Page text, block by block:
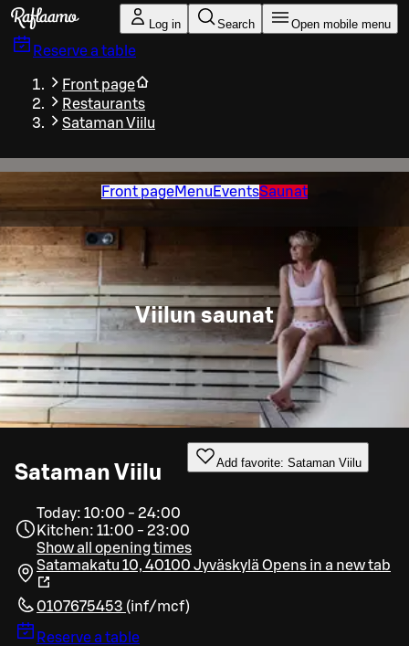
Skip to main content
Log in Search Open mobile menu
Reserve a table
Front page
Restaurants
Sataman Viilu
Front pageMenu EventsSaunat
Viilun saunat
Sataman Viilu Add favorite: Sataman Viilu
Today: 10:00 - 24:00
Kitchen: 11:00 - 23:00
Show all opening times
Satamakatu 10, 40100 Jyväskylä Opens in a new tab
0107675453 (inf/mcf)
Reserve a table